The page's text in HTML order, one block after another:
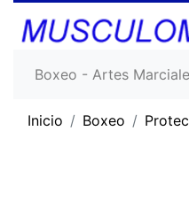
Boxeo - Artes
Inicio Boxeo